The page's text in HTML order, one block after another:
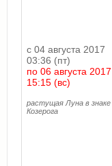
с 04 августа 2017
03:36 (пт)
по 06 августа 2017
15:15 (вс)
растущая Луна в знаке
Козерога